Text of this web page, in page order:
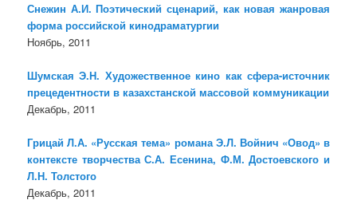
Снежин А.И. Поэтический сценарий, как новая жанровая
форма российской кинодраматургии
Ноябрь, 2011
Шумская Э.Н. Художественное кино как сфера-источник
прецедентности в казахстанской массовой коммуникации
Декабрь, 2011
Грицай Л.А. «Русская тема» романа Э.Л. Войнич «Овод» в
контексте творчества С.А. Есенина, Ф.М. Достоевского и
Л.Н. Толстого
Декабрь, 2011